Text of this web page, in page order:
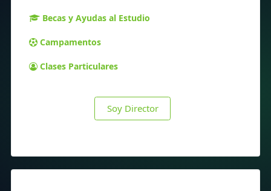
Becas y Ayudas al Estudio
Campamentos
Clases Particulares
Soy Director